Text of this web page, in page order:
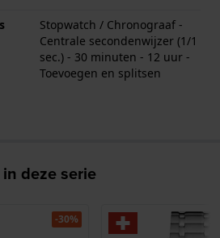
Stopwatch / Chronograaf -
Centrale secondenwijzer (1/1
sec.) - 30 minuten - 12 uur -
Toevoegen en splitsen
deze serie
-30%